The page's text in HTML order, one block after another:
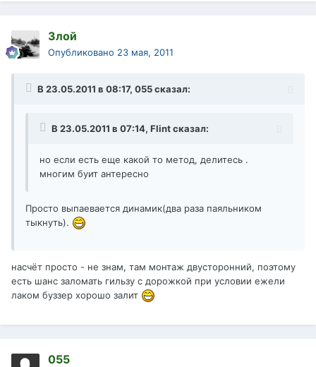
Злой
Опубликовано 23 мая, 2011
В 23.05.2011 в 08:17, 055 сказал:
В 23.05.2011 в 07:14, Flint сказал:
но если есть еще какой то метод, делитесь .
многим буит антересно
Просто выпаевается динамик(два раза паяльником
тыкнуть).
насчёт просто - не знам, там монтаж двусторонний, поэтому
есть шанс заломать гильзу с дорожкой при условии ежели
лаком буззер хорошо залит
055